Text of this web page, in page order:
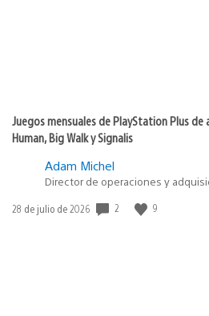
Juegos mensuales de PlayStation Plus
Human, Big Walk y Signalis
Adam Michel
Director de operaciones y
Fecha
28 de julio de 2026 2 9